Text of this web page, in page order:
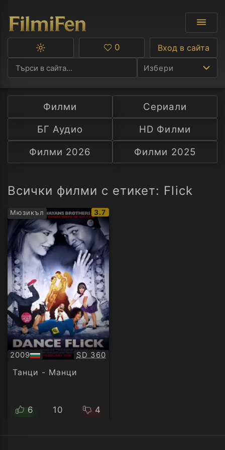
Избери
Ф
С
А
Превключване
тъмна
тема
Любими
0 Вход в сайта
Филми
Сериали
БГ Аудио
HD Филми
Филми 2026
Филми 2025
Всички филми с етикет: Flick
Мюзикъл
IMDb
рейтинг:
3.7
2009
БГ
аудио
Качество:
SD 360
Танци - Манци
6 10 4